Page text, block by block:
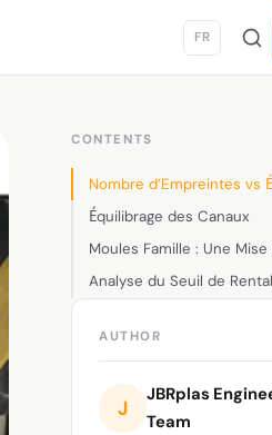
FR
CONTENTS
Nombre d’Empreintes vs
Équilibrage des Canaux
Moules Famille : Une
Analyse du Seuil de
AUTHOR
J
JBRplas
Team